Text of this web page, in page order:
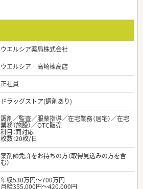
ウエルシア薬局株式会社
ウエルシア 高崎棟高店
正社員
ドラッグストア(調剤あり)
調剤／監査／服薬指導／在宅業務（居宅）／在宅
業務（施設）／OTC販売
科目：面対応
枚数：20枚/日
薬剤師免許をお持ちの方（取得見込みの方を含
む）
年収530万円～700万円
月給355,000円～420,000円